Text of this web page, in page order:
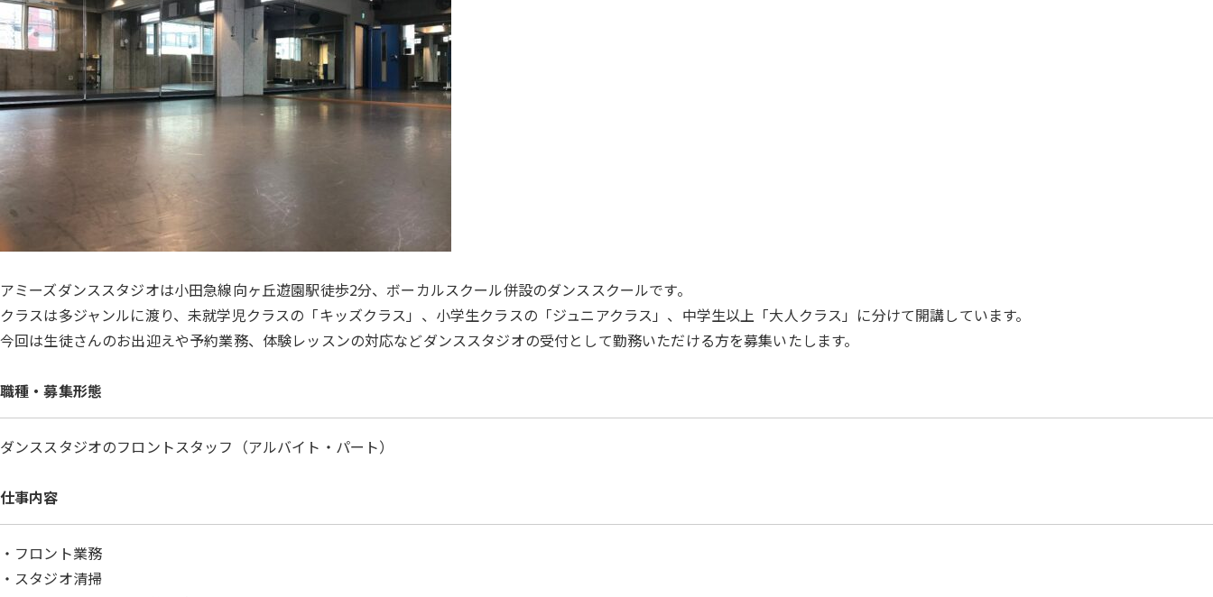
アミーズダンススタジオは小田急線向ヶ丘遊園駅徒歩2分、ボーカルスクール併設のダンススクールです。
クラスは多ジャンルに渡り、未就学児クラスの「キッズクラス」、小学生クラスの「ジュニアクラス」、中学生以上「大人クラス」に分けて開講しています。
今回は生徒さんのお出迎えや予約業務、体験レッスンの対応などダンススタジオの受付として勤務いただける方を募集いたします。
職種・募集形態
ダンススタジオのフロントスタッフ（アルバイト・パート）
仕事内容
・フロント業務
・スタジオ清掃